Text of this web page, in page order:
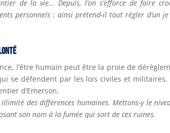
de la vie… Depuis, l’on s’efforce de faire
personnels : ainsi prétend-il tout régler d’un je
l’être humain peut être la proie de
se défendent par les lois civiles et militaires.
d’Emerson.
des différences humaines. Mettons-y le
son nom à la fumée qui sort de ces ruines.